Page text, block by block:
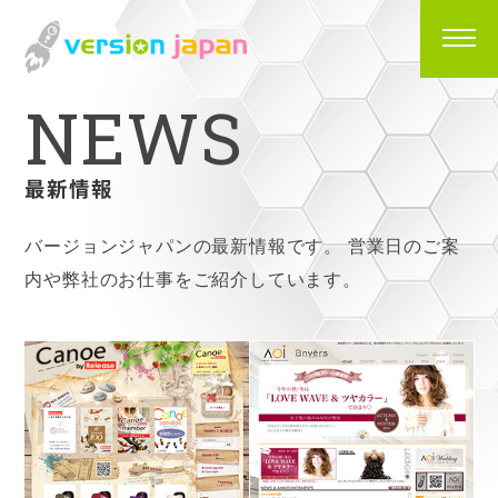
NEWS
最新情報
バージョンジャパンの最新情報です。営業日のご案
内や弊社のお仕事をご紹介しています。